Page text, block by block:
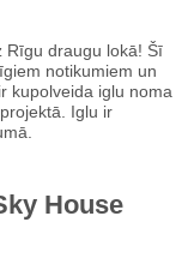
Rīgu draugu lokā! Šī
notikumiem un
kupolveida iglu noma
Iglu ir
House